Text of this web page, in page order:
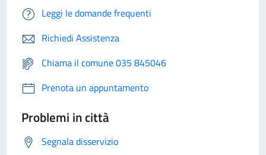
Leggi le domande frequenti
Richiedi Assistenza
Chiama il comune 035 845046
Prenota un appuntamento
Problemi in città
Segnala disservizio